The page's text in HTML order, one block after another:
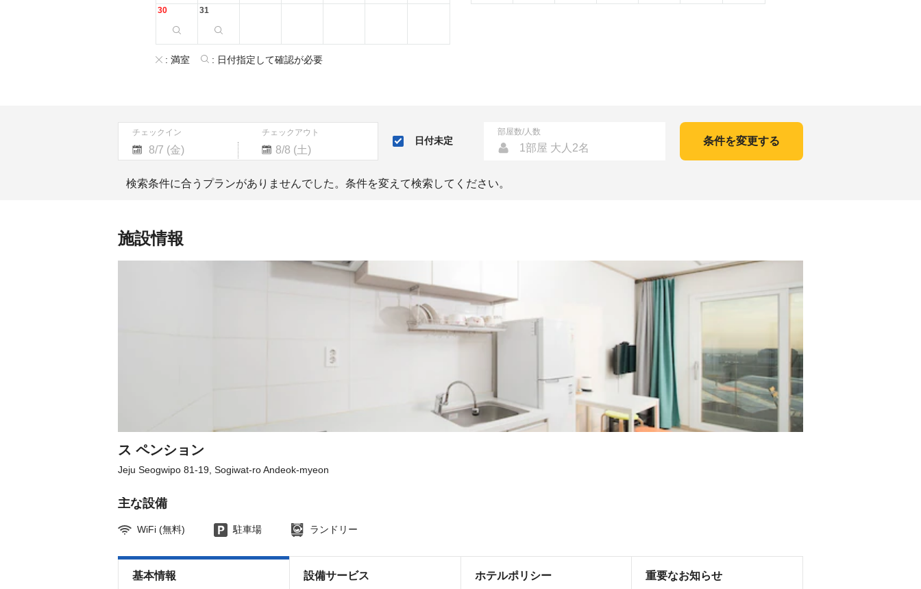
30 31
: 満室 : 日付指定して確認が必要
チェックイン チェックアウト
Navigate
forward
to
calendar
and
select
changing
dates.
Navigate
to
select
changing
日付未定
部屋数/人数
1部屋 大人2名
条件を変更する
検索条件に合うプランがありませんでした。条件を変えて検索してください。
施設情報
ス ペンション
Jeju Seogwipo 81-19, Sogiwat-ro Andeok-myeon
主な設備
WiFi (無料) 駐車場 ランドリー
基本情報 設備サービス ホテルポリシー 重要なお知らせ